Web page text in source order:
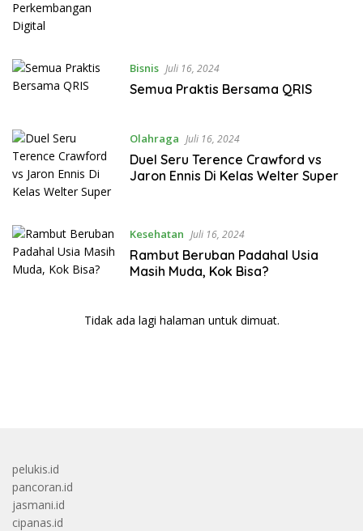
Bisnis Juli 16, 2024
Semua Praktis Bersama QRIS
Olahraga Juli 16, 2024
Duel Seru Terence Crawford vs
Jaron Ennis Di Kelas Welter Super
Kesehatan Juli 16, 2024
Rambut Beruban Padahal Usia
Masih Muda, Kok Bisa?
Tidak ada lagi halaman untuk dimuat.
pelukis.id
pancoran.id
jasmani.id
cipanas.id